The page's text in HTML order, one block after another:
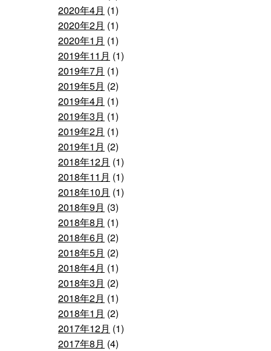
2020年4月 (1)
2020年2月 (1)
2020年1月 (1)
2019年11月 (1)
2019年7月 (1)
2019年5月 (2)
2019年4月 (1)
2019年3月 (1)
2019年2月 (1)
2019年1月 (2)
2018年12月 (1)
2018年11月 (1)
2018年10月 (1)
2018年9月 (3)
2018年8月 (1)
2018年6月 (2)
2018年5月 (2)
2018年4月 (1)
2018年3月 (2)
2018年2月 (1)
2018年1月 (2)
2017年12月 (1)
2017年8月 (4)